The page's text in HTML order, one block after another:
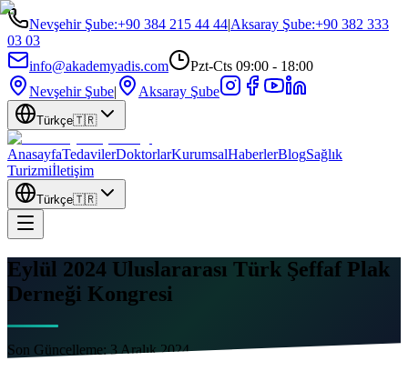
Nevşehir Şube:+90 384 215 44 44|Aksaray Şube:+90 382 333
03 03
info@akademyadis.com
Pzt-Cts 09:00 - 18:00
Nevşehir Şube| Aksaray Şube
Türkçe🇹🇷
AnasayfaTedavilerDoktorlarKurumsalHaberlerBlogSağlık
Turizmiİletişim
Türkçe🇹🇷
Eylül 2024 Uluslararası Türk Şeffaf Plak
Derneği Kongresi
Son Güncelleme: 3 Aralık 2024